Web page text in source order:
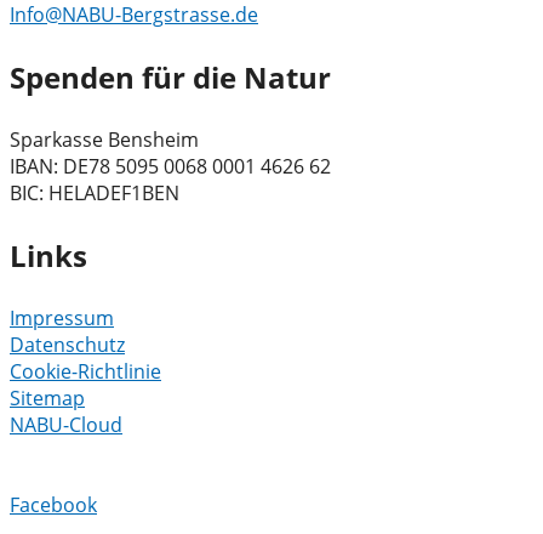
Info@NABU-Bergstrasse.de
Spenden für die Natur
Sparkasse Bensheim
IBAN: DE78 5095 0068 0001 4626 62
BIC: HELADEF1BEN
Links
Impressum
Datenschutz
Cookie-Richtlinie
Sitemap
NABU-Cloud
Facebook